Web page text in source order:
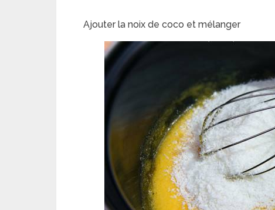
Ajouter la noix de coco et mélanger